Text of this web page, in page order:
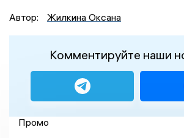
Автор:
Жилкина Оксана
Комментируйте наши
Промо